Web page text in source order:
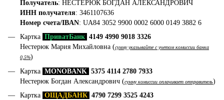
Получатель: НЕСТЕРЮК БОГДАН АЛЕКСАНДРОВИЧ
ИНН получателя: 3461107636
Номер счета/IBAN: UA84 3052 9900 0002 6000 0149 3882 6
Картка ПриватБанк 4149 4990 9018 3326
Нестерюк Мария Михайловна (сумму указывайте с учетом комиссии банка
0,5%)
Картка MONOBANK 5375 4114 2780 7933
Нестерюк Богдан Александрович (сумму комиссии оплачивает отправитель)
Картка ОЩАДБАНК 4790 7299 3525 4243